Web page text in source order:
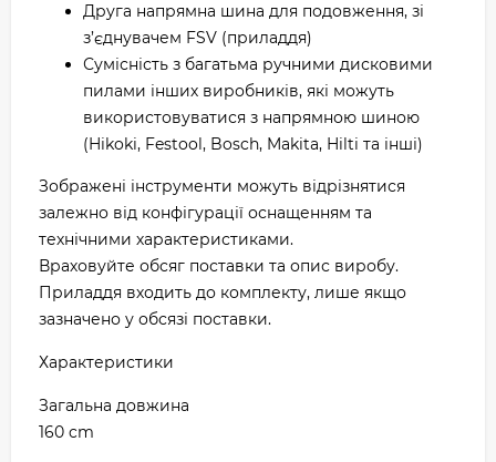
Друга напрямна шина для подовження, зі
з’єднувачем FSV (приладдя)
Сумісність з багатьма ручними дисковими
пилами інших виробників, які можуть
використовуватися з напрямною шиною
(Hikoki, Festool, Bosch, Makita, Hilti та інші)
Зображені інструменти можуть відрізнятися
залежно від конфігурації оснащенням та
технічними характеристиками.
Враховуйте обсяг поставки та опис виробу.
Приладдя входить до комплекту, лише якщо
зазначено у обсязі поставки.
Характеристики
Загальна довжина
160 cm